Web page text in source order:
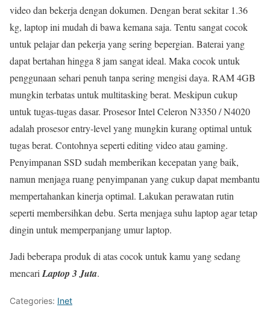
video dan bekerja dengan dokumen. Dengan berat sekitar 1.36
kg, laptop ini mudah di bawa kemana saja. Tentu sangat cocok
untuk pelajar dan pekerja yang sering bepergian. Baterai yang
dapat bertahan hingga 8 jam sangat ideal. Maka cocok untuk
penggunaan sehari penuh tanpa sering mengisi daya. RAM 4GB
mungkin terbatas untuk multitasking berat. Meskipun cukup
untuk tugas-tugas dasar. Prosesor Intel Celeron N3350 / N4020
adalah prosesor entry-level yang mungkin kurang optimal untuk
tugas berat. Contohnya seperti editing video atau gaming.
Penyimpanan SSD sudah memberikan kecepatan yang baik,
namun menjaga ruang penyimpanan yang cukup dapat membantu
mempertahankan kinerja optimal. Lakukan perawatan rutin
seperti membersihkan debu. Serta menjaga suhu laptop agar tetap
dingin untuk memperpanjang umur laptop.
Jadi beberapa produk di atas cocok untuk kamu yang sedang
mencari Laptop 3 Juta.
Categories: Inet